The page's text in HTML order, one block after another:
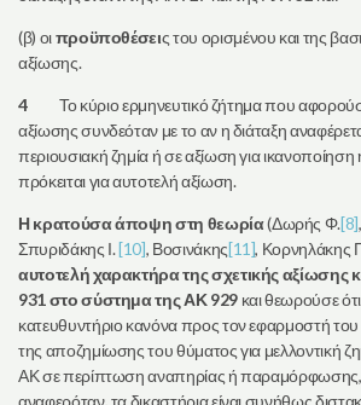
(β) οιπροϋποθέσεις του ορισμένου και της
αξίωσης.
4Το κύριο ερμηνευτικό ζήτημα που
αξίωσης συνδεόταν με το αν η διάταξη
περιουσιακή ζημία ή σε αξίωση για
πρόκειται για αυτοτελή αξίωση.
Η κρατούσα άποψη στη θεωρία(Δωρής Φ.[8]
Σπυριδάκης Ι.[10], Βοσινάκης[11], Κορνηλάκης
αυτοτελή χαρακτήρα της σχετικής αξίωσης
931 στο σύστημα της ΑΚ 929και θεωρούσε
κατευθυντήριο κανόνα προς τον εφαρμοστή του
της αποζημίωσης του θύματος για μελλοντική
ΑΚ σε περίπτωση αναπηρίας ή